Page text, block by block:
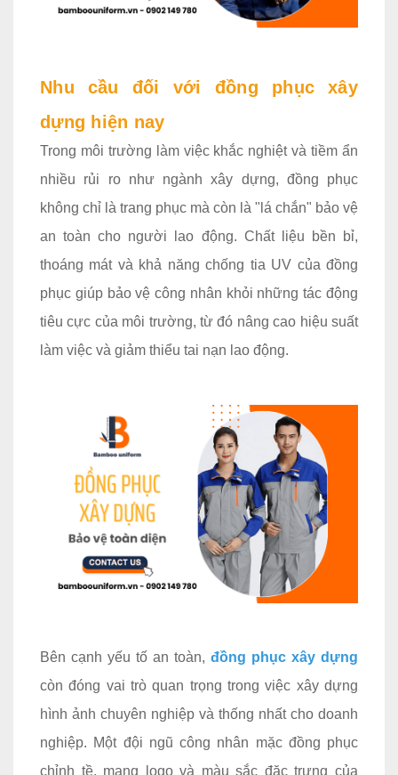
Nhu cầu đối với đồng phục xây
dựng hiện nay
Trong môi trường làm việc khắc nghiệt và tiềm ẩn
nhiều rủi ro như ngành xây dựng, đồng phục
không chỉ là trang phục mà còn là "lá chắn" bảo vệ
an toàn cho người lao động. Chất liệu bền bỉ,
thoáng mát và khả năng chống tia UV của đồng
phục giúp bảo vệ công nhân khỏi những tác động
tiêu cực của môi trường, từ đó nâng cao hiệu suất
làm việc và giảm thiểu tai nạn lao động.
Bên cạnh yếu tố an toàn, đồng phục xây dựng
còn đóng vai trò quan trọng trong việc xây dựng
hình ảnh chuyên nghiệp và thống nhất cho doanh
nghiệp. Một đội ngũ công nhân mặc đồng phục
chỉnh tề, mang logo và màu sắc đặc trưng của